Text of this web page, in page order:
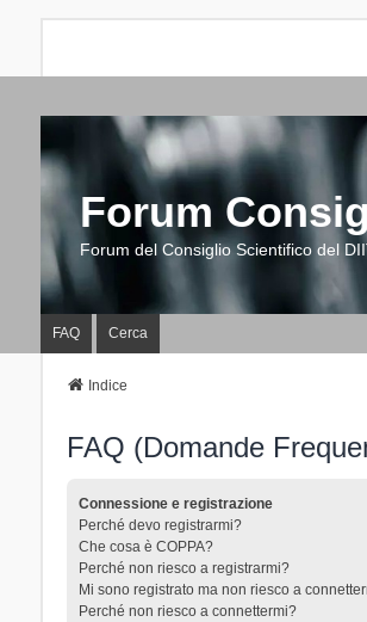
Forum
Forum del Consiglio Scientifico del
FAQ Cerca
Indice
FAQ (Domande
Connessione e registrazione
Perché devo registrarmi?
Che cosa è COPPA?
Perché non riesco a registrarmi?
Mi sono registrato ma non riesco a
Perché non riesco a connettermi?